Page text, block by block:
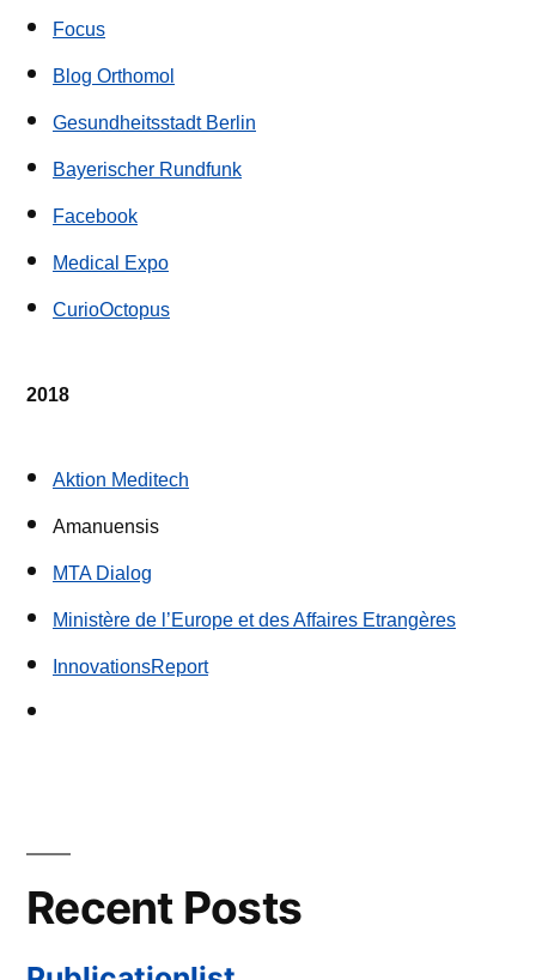
Focus
Blog Orthomol
Gesundheitsstadt Berlin
Bayerischer Rundfunk
Facebook
Medical Expo
CurioOctopus
2018
Aktion Meditech
Amanuensis
MTA Dialog
Ministère de l’Europe et des Affaires Etrangères
InnovationsReport
Recent Posts